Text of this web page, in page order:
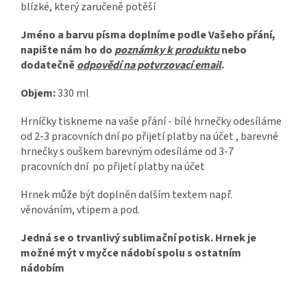
blízké, který zaručeně potěší
Jméno a barvu písma doplníme podle Vašeho přání,
napište nám ho do poznámky k produktunebo
dodatečněodpovědí na potvrzovací email.
Objem:330 ml
Hrníčky tiskneme na vaše přání - bílé hrnečky odesíláme
od 2-3 pracovních dní po přijetí platby na účet , barevné
hrnečky s ouškem barevným odesíláme od 3-7
pracovních dní po přijetí platby na účet
Hrnek může být doplněn dalším textem např.
věnováním, vtipem a pod.
Jedná se o trvanlivý sublimační potisk. Hrnek je
možné mýt v myčce nádobí spolu s ostatním
nádobím